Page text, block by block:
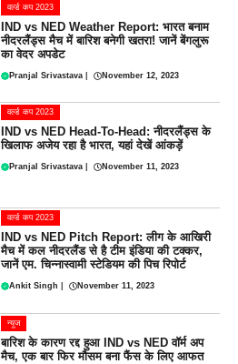
वर्ल्ड कप 2023
IND vs NED Weather Report: भारत बनाम
नीदरलैंड्स मैच में बारिश बनेगी खतरा! जानें बेंगलुरू
का वेदर अपडेट
Pranjal Srivastava November 12, 2023
वर्ल्ड कप 2023
IND vs NED Head-To-Head: नीदरलैंड्स के
खिलाफ अजेय रहा है भारत, यहां देखें आंकड़ें
Pranjal Srivastava November 11, 2023
वर्ल्ड कप 2023
IND vs NED Pitch Report: लीग के आखिरी
मैच में कल नीदरलैंड से है टीम इंडिया की टक्कर,
जानें एम. चिन्नास्वामी स्टेडियम की पिच रिपोर्ट
Ankit Singh November 11, 2023
न्यूज
बारिश के कारण रद्द हुआ IND vs NED वॉर्म अप
मैच, एक बार फिर मौसम बना फैंस के लिए आफत